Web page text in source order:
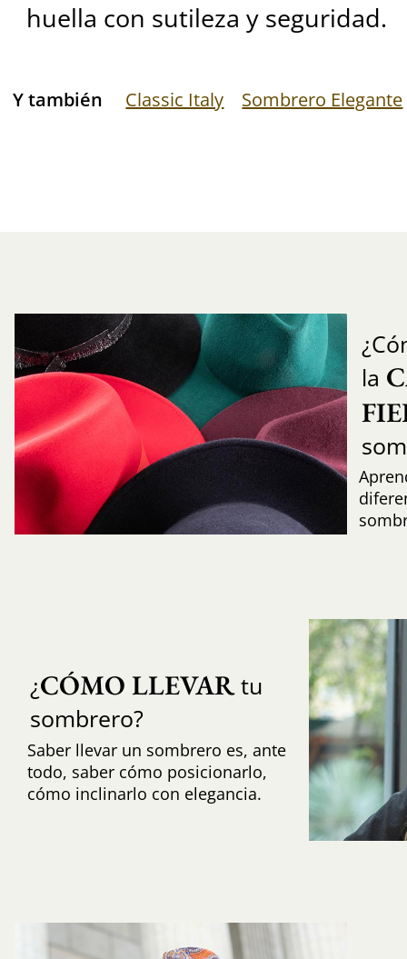
huella con sutileza y seguridad.
Y también Classic Italy Sombrero Elegante
la
¿CÓMO LLEVARtu
sombrero?
Saber llevar un sombrero es, ante
todo, saber cómo posicionarlo,
cómo inclinarlo con elegancia.